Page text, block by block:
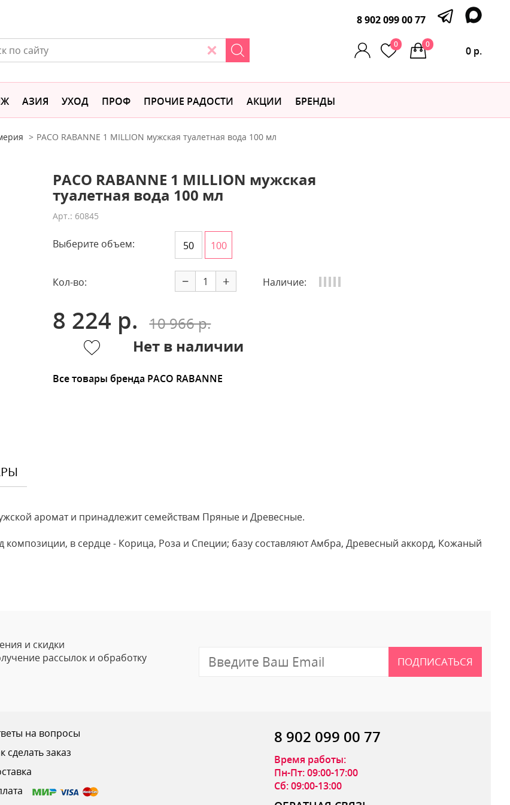
8 902 099 00 77
0
0 р.
0
АЗИЯ УХОД ПРОФ ПРОЧИЕ РАДОСТИ АКЦИИ БРЕНДЫ
PACO RABANNE 1 MILLION мужская туалетная вода 100 мл
PACO RABANNE 1 MILLION мужская
туалетная вода 100 мл
Арт.: 60845
Выберите объем: 50 100
Кол-во: − + Наличие:
8 224 р.
10 966 р.
Нет в наличии
Все товары бренда PACO RABANNE
аромат и принадлежит семействам Пряные и Древесные.
в сердце - Корица, Роза и Специи; базу составляют Амбра, Древесный аккорд, Кожаный
и скидки
рассылок и обработку
ПОДПИСАТЬСЯ
на вопросы
сделать заказ
8 902 099 00 77
Время работы:
Пн-Пт: 09:00-17:00
Сб: 09:00-13:00